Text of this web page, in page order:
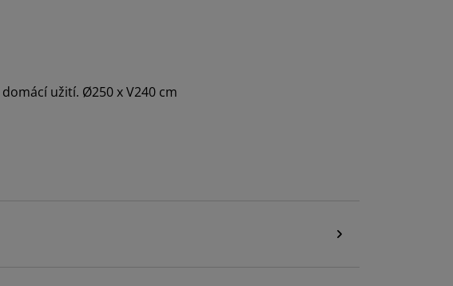
užití. Ø250 x V240 cm